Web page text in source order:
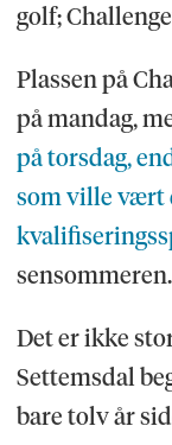
golf;
Plassen på
på mandag,
på torsdag,
som ville vært
sensommeren.
Det er ikke
Settemsdal
bare tolv år